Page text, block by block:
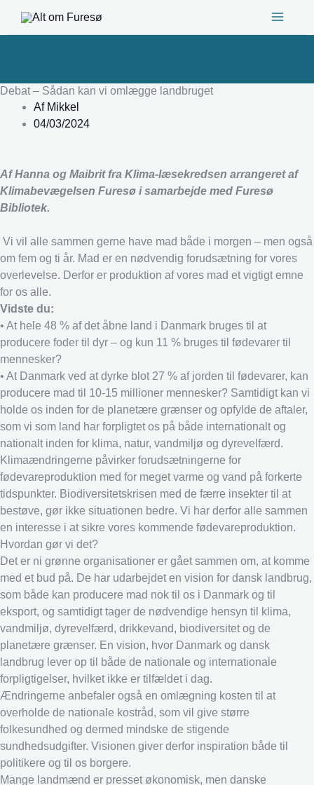
Debat – Sådan kan vi omlægge landbruget
AfMikkel
04/03/2024
Af Hanna og Maibrit fra Klima-læsekredsen arrangeret af
Klimabevægelsen Furesø i samarbejde med Furesø
Bibliotek.
Vi vil alle sammen gerne have mad både i morgen – men også
om fem og ti år. Mad er en nødvendig forudsætning for vores
overlevelse. Derfor er produktion af vores mad et vigtigt emne
for os alle.
Vidste du:
• At hele 48 % af det åbne land i Danmark bruges til at
producere foder til dyr – og kun 11 % bruges til fødevarer til
mennesker?
• At Danmark ved at dyrke blot 27 % af jorden til fødevarer, kan
producere mad til 10-15 millioner mennesker? Samtidigt kan vi
holde os inden for de planetære grænser og opfylde de aftaler,
som vi som land har forpligtet os på både internationalt og
nationalt inden for klima, natur, vandmiljø og dyrevelfærd.
Klimaændringerne påvirker forudsætningerne for
fødevareproduktion med for meget varme og vand på forkerte
tidspunkter. Biodiversitetskrisen med de færre insekter til at
bestøve, gør ikke situationen bedre. Vi har derfor alle sammen
en interesse i at sikre vores kommende fødevareproduktion.
Hvordan gør vi det?
Det er ni grønne organisationer er gået sammen om, at komme
med et bud på. De har udarbejdet en vision for dansk landbrug,
som både kan producere mad nok til os i Danmark og til
eksport, og samtidigt tager de nødvendige hensyn til klima,
vandmiljø, dyrevelfærd, drikkevand, biodiversitet og de
planetære grænser. En vision, hvor Danmark og dansk
landbrug lever op til både de nationale og internationale
forpligtigelser, hvilket ikke er tilfældet i dag.
Ændringerne anbefaler også en omlægning kosten til at
overholde de nationale kostråd, som vil give større
folkesundhed og dermed mindske de stigende
sundhedsudgifter. Visionen giver derfor inspiration både til
politikere og til os borgere.
Mange landmænd er presset økonomisk, men danske